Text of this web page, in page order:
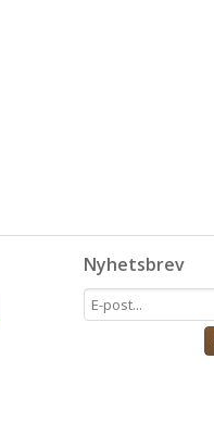
Nyhetsbrev